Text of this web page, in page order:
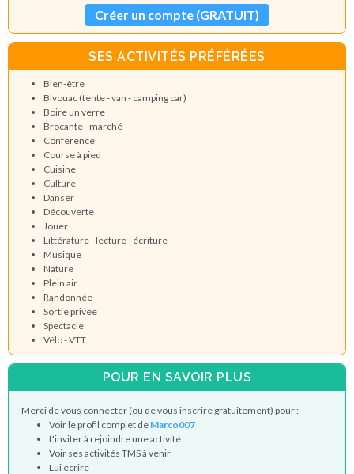
Créer un compte (GRATUIT)
SES ACTIVITÉS PRÉFÉRÉES
Bien-être
Bivouac (tente - van - camping car)
Boire un verre
Brocante - marché
Conférence
Course à pied
Cuisine
Culture
Danser
Découverte
Jouer
Littérature - lecture - écriture
Musique
Nature
Plein air
Randonnée
Sortie privée
Spectacle
Vélo - VTT
POUR EN SAVOIR PLUS
Merci de vous connecter (ou de vous inscrire gratuitement) pour :
Voir le profil complet de Marco007
L'inviter à rejoindre une activité
Voir ses activités TMS à venir
Lui écrire